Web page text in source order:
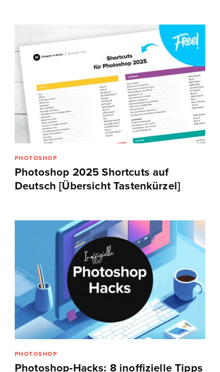
PHOTOSHOP
Photoshop 2025 Shortcuts auf
Deutsch [Übersicht Tastenkürzel]
PHOTOSHOP
Photoshop‑Hacks: 8 inoffizielle Tipps